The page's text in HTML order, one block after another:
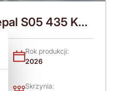
S05 435 KM
Rok produkcji:
2026
Skrzynia: